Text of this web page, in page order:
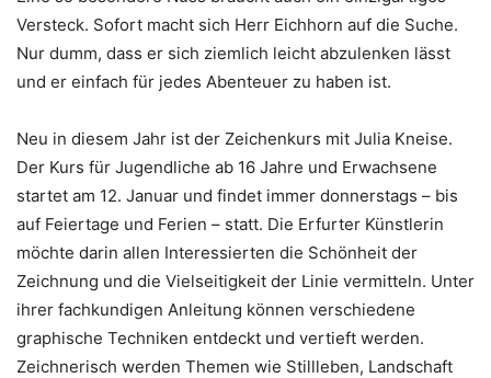
Versteck. Sofort macht sich Herr Eichhorn auf die Suche.
Nur dumm, dass er sich ziemlich leicht abzulenken lässt
und er einfach für jedes Abenteuer zu haben ist.
Neu in diesem Jahr ist der Zeichenkurs mit Julia Kneise.
Der Kurs für Jugendliche ab 16 Jahre und Erwachsene
startet am 12. Januar und findet immer donnerstags – bis
auf Feiertage und Ferien – statt. Die Erfurter Künstlerin
möchte darin allen Interessierten die Schönheit der
Zeichnung und die Vielseitigkeit der Linie vermitteln. Unter
ihrer fachkundigen Anleitung können verschiedene
graphische Techniken entdeckt und vertieft werden.
Zeichnerisch werden Themen wie Stillleben, Landschaft